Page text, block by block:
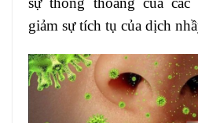
giảm sự tích tụ của dịch